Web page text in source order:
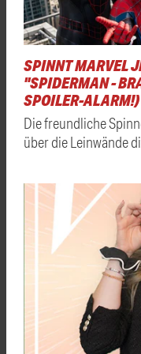
SPINNT MARVEL
"SPIDERMAN -
SPOILER-ALARM!)
Die freundliche
über die Leinwände